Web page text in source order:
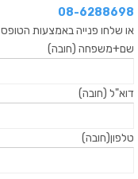
08-6288698
או שלחו פנייה באמצעות הטופס
שם+משפחה (חובה)
דוא"ל (חובה)
טלפון(חובה)